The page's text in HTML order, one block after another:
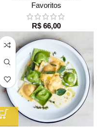
Favoritos
R$66,00